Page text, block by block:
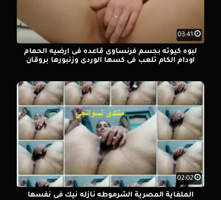
03:41
لبوه كيوته بجسم فرنساوى قاعده فى ارضيه الحمام
اودام الكام تلعب فى كسها الوردى وزنبورها بروقان
02:02
الملفاية المصرية الشرموطه نازله نيك فى نفسها